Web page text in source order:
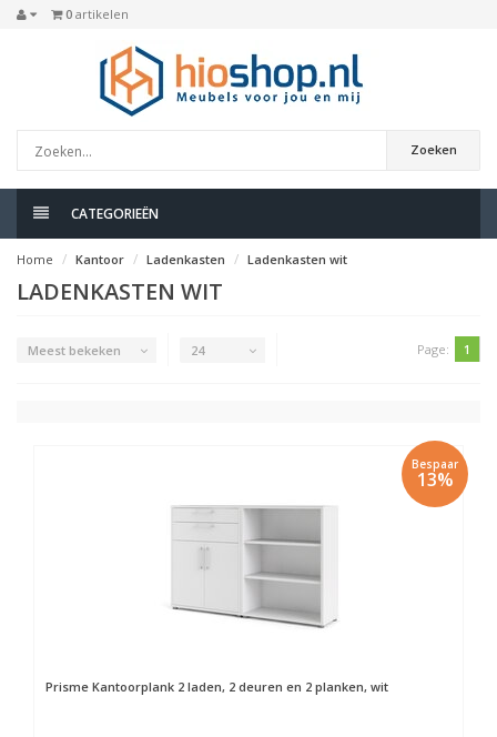
0 artikelen
Zoeken
CATEGORIEËN
Home Kantoor Ladenkasten Ladenkasten wit
LADENKASTEN WIT
Meest bekeken 24 Page: 1
Bespaar
13%
Prisme Kantoorplank 2 laden, 2 deuren en 2 planken, wit